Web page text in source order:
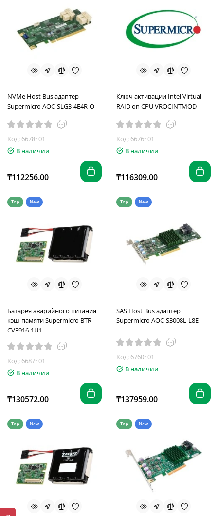
NVMe Host Bus адаптер
Supermicro AOC-SLG3-4E4R-O
Код: 6678~01
В наличии
₸112256.00
Ключ активации Intel Virtual
RAID on CPU VROCINTMOD
Код: 6676~01
В наличии
₸116309.00
Top New
Батарея аварийного питания
кэш-памяти Supermicro BTR-
CV3916-1U1
Код: 6687~01
В наличии
₸130572.00
Top New
SAS Host Bus адаптер
Supermicro AOC-S3008L-L8E
Код: 6760~01
В наличии
₸137959.00
Top New Top New